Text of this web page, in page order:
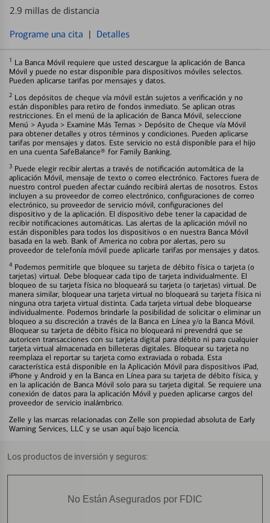
2.9 millas de distancia
Programe una cita | Detalles
1 La Banca Móvil requiere que usted descargue la aplicación de Banca
Móvil y puede no estar disponible para dispositivos móviles selectos.
Pueden aplicarse tarifas por mensajes y datos.
2 Los depósitos de cheque vía móvil están sujetos a verificación y no
están disponibles para retiro de fondos inmediato. Se aplican otras
restricciones. En el menú de la aplicación de Banca Móvil, seleccione
Menú > Ayuda > Examine Más Temas > Depósito de Cheque vía Móvil
para obtener detalles y otros términos y condiciones. Pueden aplicarse
tarifas por mensajes y datos. Este servicio no está disponible para el hijo
en una cuenta SafeBalance® for Family Banking.
3 Puede elegir recibir alertas a través de notificación automática de la
aplicación Móvil, mensaje de texto o correo electrónico. Factores fuera de
nuestro control pueden afectar cuándo recibirá alertas de nosotros. Estos
incluyen a su proveedor de correo electrónico, configuraciones de correo
electrónico, su proveedor de servicio móvil, configuraciones del
dispositivo y de la aplicación. El dispositivo debe tener la capacidad de
recibir notificaciones automáticas. Las alertas de la aplicación móvil no
están disponibles para todos los dispositivos o en nuestra Banca Móvil
basada en la web. Bank of America no cobra por alertas, pero su
proveedor de telefonía móvil puede aplicarle tarifas por mensajes y datos.
4 Podemos permitirle que bloquee su tarjeta de débito física o tarjeta (o
tarjetas) virtual. Debe bloquear cada tipo de tarjeta individualmente. El
bloqueo de su tarjeta física no bloqueará su tarjeta (o tarjetas) virtual. De
manera similar, bloquear una tarjeta virtual no bloqueará su tarjeta física ni
ninguna otra tarjeta virtual distinta. Cada tarjeta virtual debe bloquearse
individualmente. Podemos brindarle la posibilidad de solicitar o eliminar un
bloqueo a su discreción a través de la Banca en Línea y/o la Banca Móvil.
Bloquear su tarjeta de débito física no bloqueará ni prevendrá que se
autoricen transacciones con su tarjeta digital para débito ni para cualquier
tarjeta virtual almacenada en billeteras digitales. Bloquear su tarjeta no
reemplaza el reportar su tarjeta como extraviada o robada. Esta
característica está disponible en la Aplicación Móvil para dispositivos iPad,
iPhone y Android y en la Banca en Línea para su tarjeta de débito física, y
en la aplicación de Banca Móvil solo para su tarjeta digital. Se requiere una
conexión de datos para la aplicación Móvil y pueden aplicarse cargos del
proveedor de servicio inalámbrico.
Zelle y las marcas relacionadas con Zelle son propiedad absoluta de Early
Warning Services, LLC y se usan aquí bajo licencia.
Los productos de inversión y seguros:
No Están Asegurados por FDIC